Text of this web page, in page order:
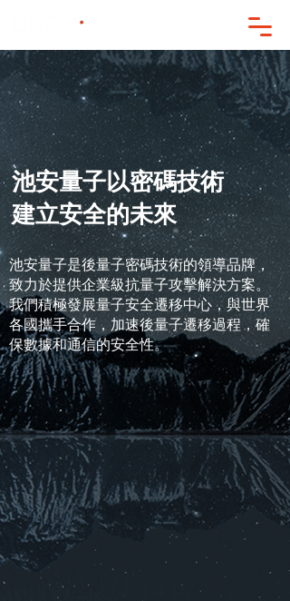
池安量子以密碼技術
建立安全的未來
池安量子是後量子密碼技術的領導品牌，
致力於提供企業級抗量子攻擊解決方案。
我們積極發展量子安全遷移中心，與世界
各國攜手合作，加速後量子遷移過程，確
保數據和通信的安全性。